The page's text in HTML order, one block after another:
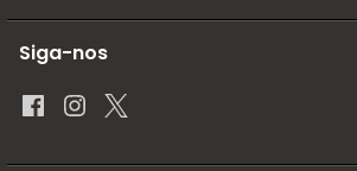
Siga-nos